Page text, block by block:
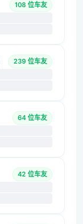
108 位车友
239 位车友
64 位车友
42 位车友